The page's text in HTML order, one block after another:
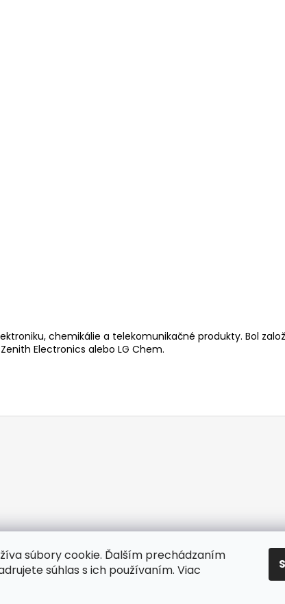
súbory cookie. Ďalším prechádzaním
súhlas s ich používaním. Viac
chemikálie a telekomunikačné produkty. Bol
Electronics alebo LG Chem.